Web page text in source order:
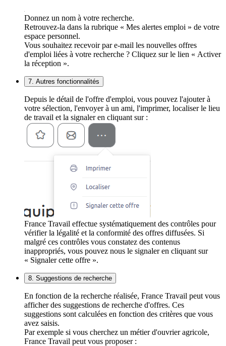
Donnez un nom à votre recherche.
Retrouvez-la dans la rubrique « Mes alertes emploi » de votre
espace personnel.
Vous souhaitez recevoir par e-mail les nouvelles offres
d'emploi liées à votre recherche ? Cliquez sur le lien « Activer
la réception ».
7. Autres fonctionnalités
Depuis le détail de l'offre d'emploi, vous pouvez l'ajouter à
votre sélection, l'envoyer à un ami, l'imprimer, localiser le lieu
de travail et la signaler en cliquant sur :
France Travail effectue systématiquement des contrôles pour
vérifier la légalité et la conformité des offres diffusées. Si
malgré ces contrôles vous constatez des contenus
inappropriés, vous pouvez nous le signaler en cliquant sur
« Signaler cette offre ».
8. Suggestions de recherche
En fonction de la recherche réalisée, France Travail peut vous
afficher des suggestions de recherche d'offres. Ces
suggestions sont calculées en fonction des critères que vous
avez saisis.
Par exemple si vous cherchez un métier d'ouvrier agricole,
France Travail peut vous proposer :